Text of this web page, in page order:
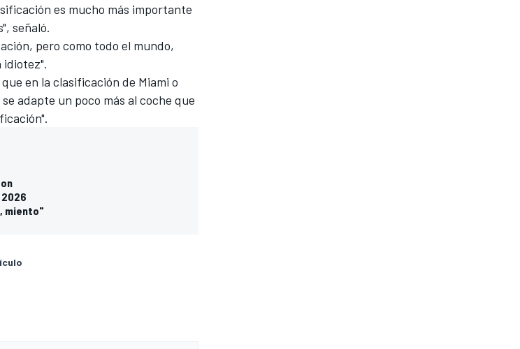
es mucho más importante
señaló.
pero como todo el mundo,
idiotez".
en la clasificación de Miami o
adapte un poco más al coche que
miento"